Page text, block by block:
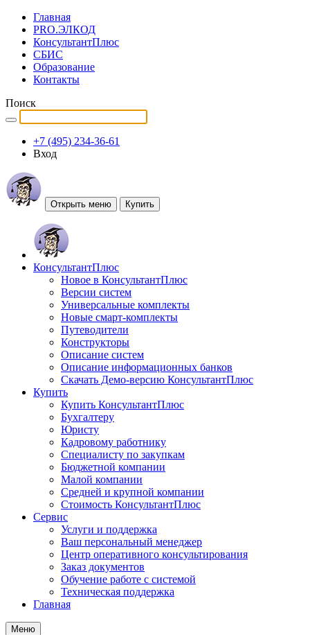
Главная
PRO.ЭЛКОД
КонсультантПлюс
СБИС
Образование
Контакты
Поиск
+7 (495) 234-36-61
Вход
Открыть меню Купить
КонсультантПлюс
Новое в КонсультантПлюс
Версии систем
Универсальные комплекты
Новые смарт-комплекты
Путеводители
Конструкторы
Описание систем
Описание информационных банков
Скачать Демо-версию КонсультантПлюс
Купить
Купить КонсультантПлюс
Бухгалтеру
Юристу
Кадровому работнику
Специалисту по закупкам
Бюджетной компании
Малой компании
Средней и крупной компании
Стоимость КонсультантПлюс
Сервис
Услуги и поддержка
Ваш персональный менеджер
Центр оперативного консультирования
Заказ документов
Обучение работе с системой
Техническая поддержка
Главная
Меню